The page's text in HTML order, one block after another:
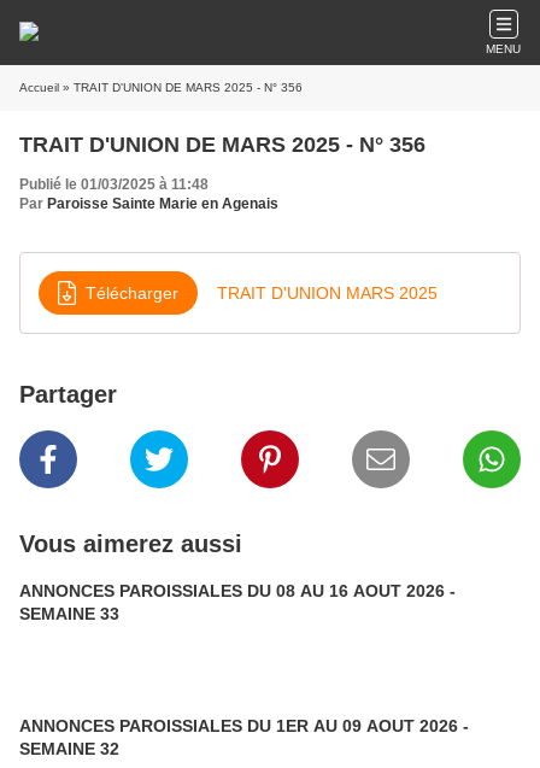
MENU
Accueil » TRAIT D'UNION DE MARS 2025 - N° 356
TRAIT D'UNION DE MARS 2025 - N° 356
Publié le 01/03/2025 à 11:48
Par Paroisse Sainte Marie en Agenais
Télécharger TRAIT D'UNION MARS 2025
Partager
Vous aimerez aussi
ANNONCES PAROISSIALES DU 08 AU 16 AOUT 2026 -
SEMAINE 33
ANNONCES PAROISSIALES DU 1ER AU 09 AOUT 2026 -
SEMAINE 32